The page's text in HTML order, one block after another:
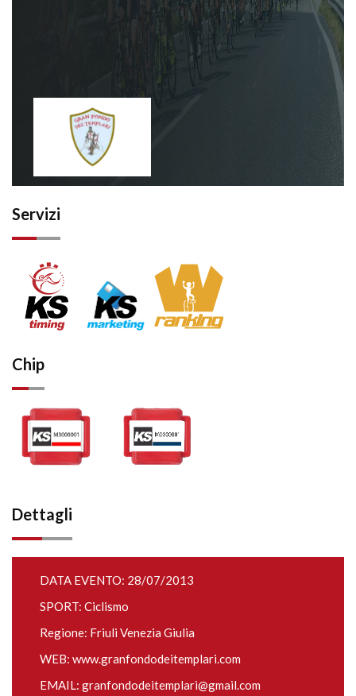
Servizi
Chip
Dettagli
DATA EVENTO: 28/07/2013
SPORT: Ciclismo
Regione: Friuli Venezia Giulia
WEB: www.granfondodeitemplari.com
EMAIL: granfondodeitemplari@gmail.com